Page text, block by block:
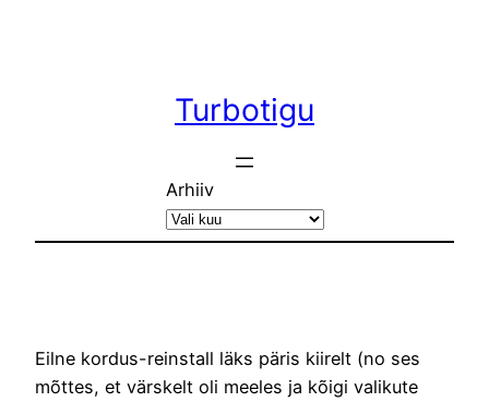
Turbotigu
Arhiiv
Eilne kordus-reinstall läks päris kiirelt (no ses
mõttes, et värskelt oli meeles ja kõigi valikute